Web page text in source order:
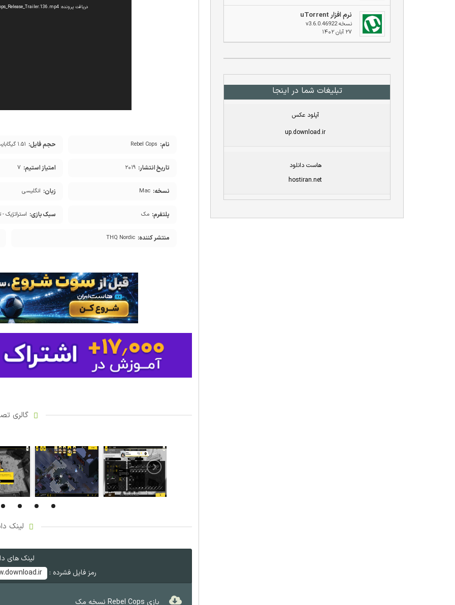
نرم افزار uTorrent
نسخه v3.6.0.46922
۲۷ آبان ۱۴۰۲
تبلیغات شما در اینجا
آپلود عکس
up.download.ir
هاست دانلود
hostiran.net
دریافت پرونده: http://cdn.download.ir/?b=dlir-game&f=Rebel_Cops_Release_Trailer.136.mp4
نام: Rebel Cops حجم فایل: ۱.۵۱ گیگابایت
تاریخ انتشار: ۲۰۱۹ امتیاز استیم: ۷
نسخه: Mac زبان: انگلیسی
پلتفرم: مک سبک بازی: استراتژیک -
منتشر کننده: THQ Nordic
گالری
لینک
لینک های
رمز فایل فشرده :
بازی Rebel Cops نسخه مک